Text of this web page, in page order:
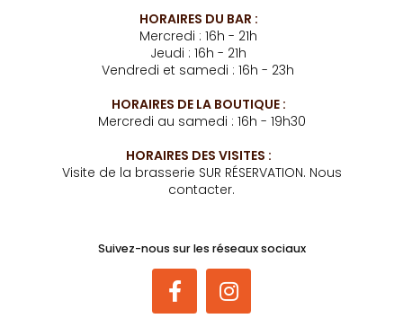
HORAIRES DU BAR :
Mercredi : 16h - 21h
Jeudi : 16h - 21h
Vendredi et samedi : 16h - 23h
HORAIRES DE LA BOUTIQUE :
Mercredi au samedi : 16h - 19h30
HORAIRES DES VISITES :
Visite de la brasserie SUR RÉSERVATION. Nous
contacter.
Suivez-nous sur les réseaux sociaux